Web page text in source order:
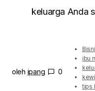
keluarga Anda
oleh ipang 0
ibu
tips